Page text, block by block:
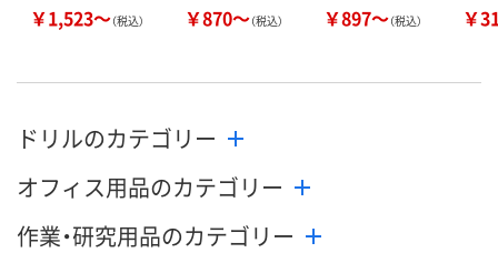
￥1,523～（税込） ￥870～（税込） ￥897～（税込） ￥
ドリルのカテゴリー
オフィス用品のカテゴリー
作業・研究用品のカテゴリー